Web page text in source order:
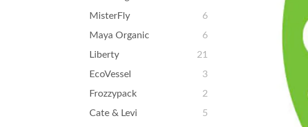
MisterFly
6
Maya Organic
6
Liberty
21
EcoVessel
3
Frozzypack
2
Cate & Levi
5